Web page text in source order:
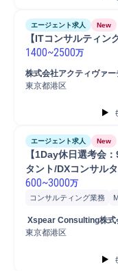
エージェント求人 New
【ITコンサルティ
1400~2500万
株式会社アクティヴァ
東京都港区
エージェント求人 New
【1Day休日選考会
タント/DXコンサル
600~3000万
コンサルティング業務
事業戦略立案
プロジェクト推進
Xspear Consulting株式
東京都港区